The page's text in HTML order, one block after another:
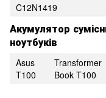
C12N1419
Акумулятор
ноутбуків
Asus
T100
Transformer
Book T100